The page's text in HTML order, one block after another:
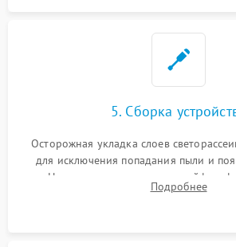
5. Сборка
Осторожная укладка слоев
для исключения попадания пыли и
Надежное подключение шлейфов,
аккуратное защелкивание пластикового
Подробнее